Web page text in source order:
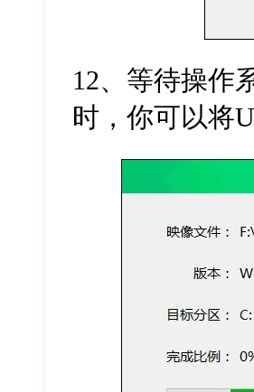
12、等待操作
时，你可以将U